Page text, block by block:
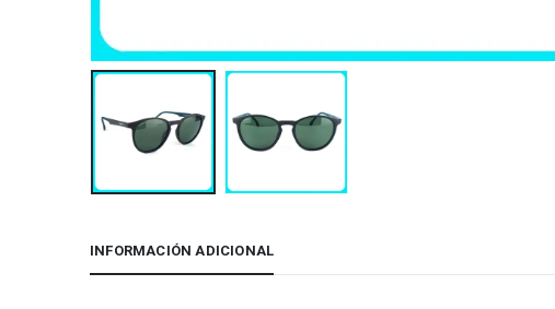
INFORMACIÓN ADICIONAL